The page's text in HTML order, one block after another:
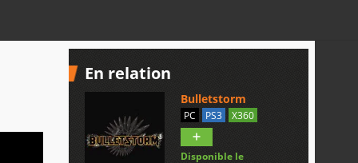
En relation
Bulletstorm
PC PS3 X360
Disponible le